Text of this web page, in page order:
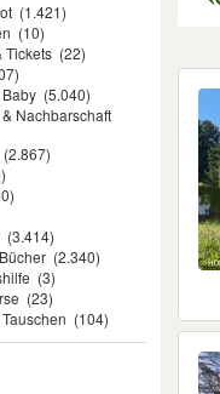
(1.421)
(10)
Tickets (22)
(5.040)
Nachbarschaft
(2.867)
(3.414)
(2.340)
(3)
(23)
(104)